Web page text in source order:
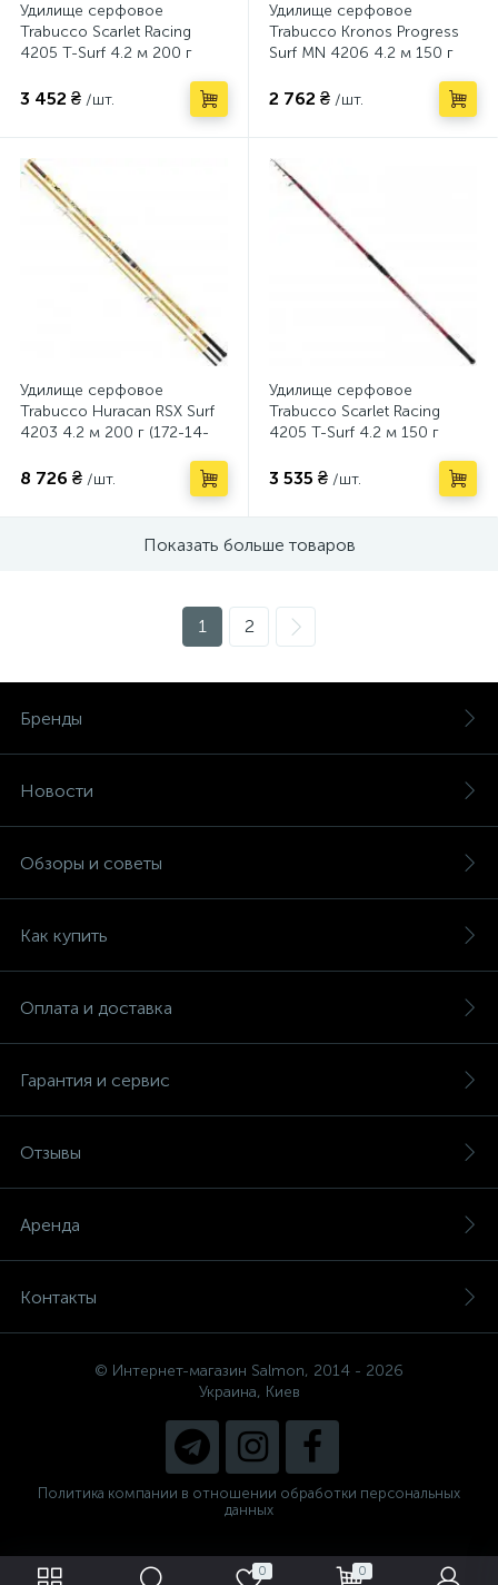
0 0
Удилище серфовое
Trabucco Scarlet Racing
4205 T-Surf 4.2 м 200 г
3 452 ₴ /шт.
Удилище серфовое
Trabucco Kronos Progress
Surf MN 4206 4.2 м 150 г
2 762 ₴ /шт.
Удилище серфовое
Trabucco Huracan RSX Surf
4203 4.2 м 200 г (172-14-
8 726 ₴ /шт.
Удилище серфовое
Trabucco Scarlet Racing
4205 T-Surf 4.2 м 150 г
3 535 ₴ /шт.
Показать больше товаров
1 2
Бренды
Новости
Обзоры и советы
Как купить
Оплата и доставка
Гарантия и сервис
Отзывы
Аренда
Контакты
© Интернет-магазин Salmon, 2014 - 2026
Украина, Киев
Политика компании в отношении обработки персональных
данных